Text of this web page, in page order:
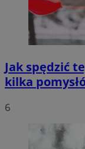
Jak spędzić
kilka
6